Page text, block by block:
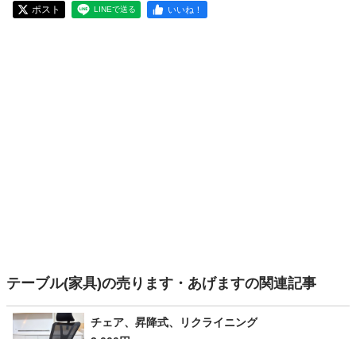
ポスト LINEで送る いいね！
テーブル(家具)の売ります・あげますの関連記事
チェア、昇降式、リクライニング